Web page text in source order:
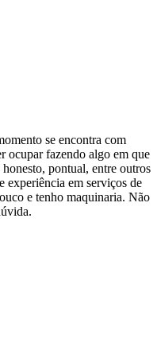
se encontra com
ocupar fazendo algo em que
pontual, entre outros
experiência em serviços de
e tenho maquinaria. Não